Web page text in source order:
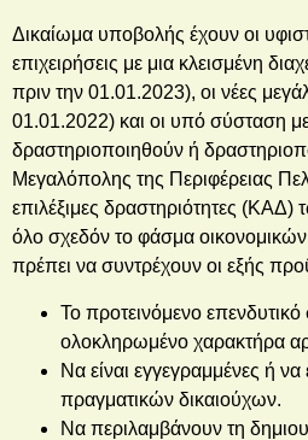
Δικαίωμα υποβολής έχουν οι
επιχειρήσεις με μια κλεισμένη
πριν την 01.01.2023), οι νέες
01.01.2022) και οι υπό σύσταση
δραστηριοποιηθούν ή
Μεγαλόπολης της Περιφέρειας
επιλέξιμες δραστηριότητες
όλο σχεδόν το φάσμα
πρέπει να συντρέχουν οι εξής
Το προτεινόμενο επενδυτικό
ολοκληρωμένο χαρακτήρα
Να είναι εγγεγραμμένες ή
πραγματικών δικαιούχων.
Να περιλαμβάνουν τη